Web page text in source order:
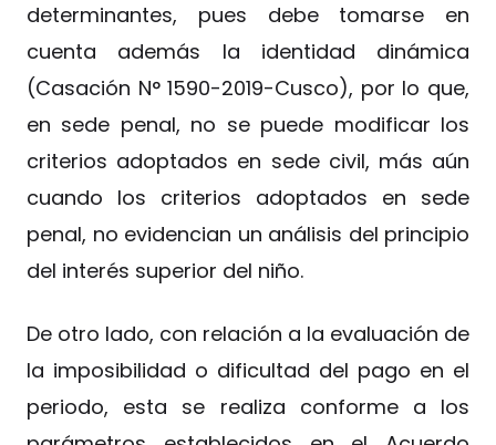
determinantes, pues debe tomarse en
cuenta además la identidad dinámica
(Casación N° 1590-2019-Cusco), por lo que,
en sede penal, no se puede modificar los
criterios adoptados en sede civil, más aún
cuando los criterios adoptados en sede
penal, no evidencian un análisis del principio
del interés superior del niño.
De otro lado, con relación a la evaluación de
la imposibilidad o dificultad del pago en el
periodo, esta se realiza conforme a los